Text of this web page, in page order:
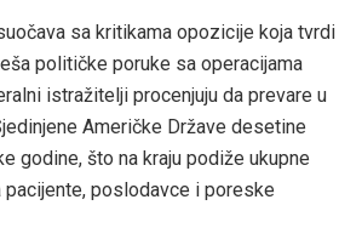
sa kritikama opozicije koja tvrdi
političke poruke sa operacijama
istražitelji procenjuju da prevare u
Američke Države desetine
godine, što na kraju podiže ukupne
poslodavce i poreske